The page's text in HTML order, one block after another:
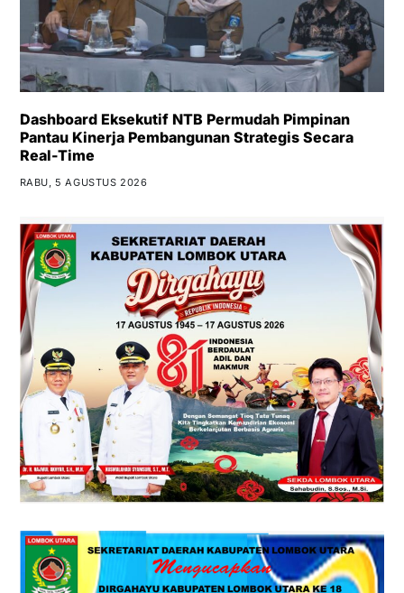
Dashboard Eksekutif NTB Permudah Pimpinan
Pantau Kinerja Pembangunan Strategis Secara
Real-Time
RABU, 5 AGUSTUS 2026